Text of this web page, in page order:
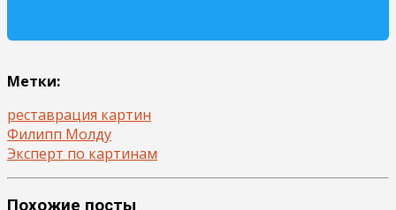
Метки:
реставрация картин
Филипп Молду
Эксперт по картинам
Похожие посты